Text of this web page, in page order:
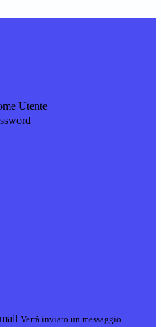
Utente
Verrà inviato un messaggio